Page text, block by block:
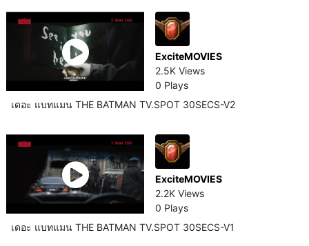
ExciteMOVIES
2.5K Views
0 Plays
เดอะ แบทแมน THE BATMAN TV.SPOT 30SECS-V2
ExciteMOVIES
2.2K Views
0 Plays
เดอะ แบทแมน THE BATMAN TV.SPOT 30SECS-V1